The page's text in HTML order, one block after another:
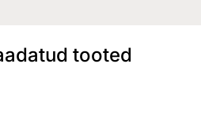
tooted